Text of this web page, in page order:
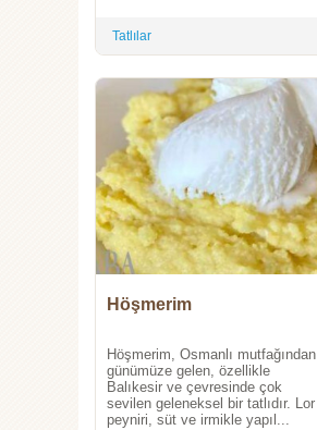
Tatlılar
Höşmerim
Höşmerim, Osmanlı mutfağından
günümüze gelen, özellikle
Balıkesir ve çevresinde çok
sevilen geleneksel bir tatlıdır. Lor
peyniri, süt ve irmikle yapıl...